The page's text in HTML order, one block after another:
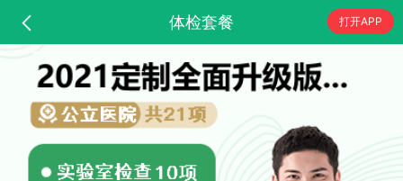
体检套餐 打开APP